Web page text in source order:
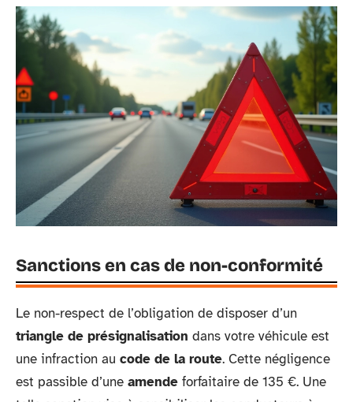
Sanctions en cas de non-conformité
Le non-respect de l’obligation de disposer d’un
triangle de présignalisation dans votre véhicule est
une infraction au code de la route. Cette négligence
est passible d’une amende forfaitaire de 135 €. Une